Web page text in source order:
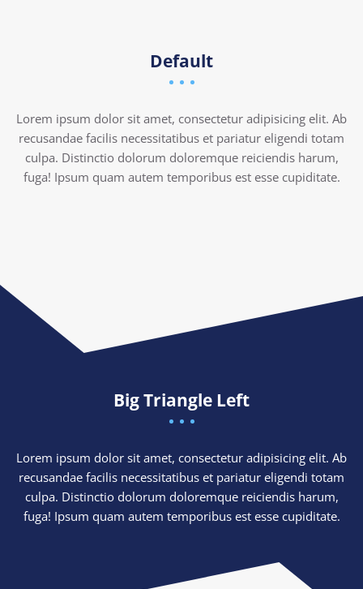
Default
Lorem ipsum dolor sit amet, consectetur adipisicing elit. Ab
recusandae facilis necessitatibus et pariatur eligendi totam
culpa. Distinctio dolorum doloremque reiciendis harum,
fuga! Ipsum quam autem temporibus est esse cupiditate.
Big Triangle Left
Lorem ipsum dolor sit amet, consectetur adipisicing elit. Ab
recusandae facilis necessitatibus et pariatur eligendi totam
culpa. Distinctio dolorum doloremque reiciendis harum,
fuga! Ipsum quam autem temporibus est esse cupiditate.